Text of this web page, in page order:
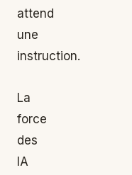
attend
une
instruction.
La
force
des
IA